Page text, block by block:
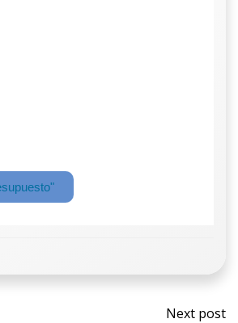
Next post